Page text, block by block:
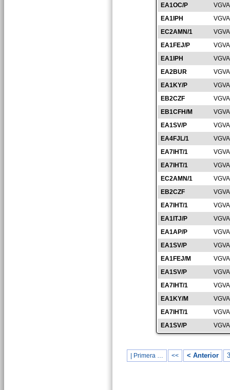
EA1OC/P
EA1IPH
EC2AMN/1
EA1FEJ/P
EA1IPH
EA2BUR
EA1KY/P
EB2CZF
EB1CFH/M
EA1SV/P
EA4FJL/1
EA7IHT/1
EA7IHT/1
EC2AMN/1
EB2CZF
EA7IHT/1
EA1ITJ/P
EA1AP/P
EA1SV/P
EA1FEJ/M
EA1SV/P
EA7IHT/1
EA1KY/M
EA7IHT/1
EA1SV/P
| Primera … << < Anterior